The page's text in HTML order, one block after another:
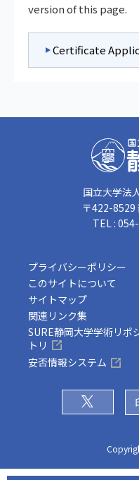
version of this page.
Certificate
国立大学法
〒422-8529
TEL :
プライバシーポリシー
このサイトについて
サイトマップ
関連リンク集
SURE静岡大学学術リポ
トリ
安否情報システム